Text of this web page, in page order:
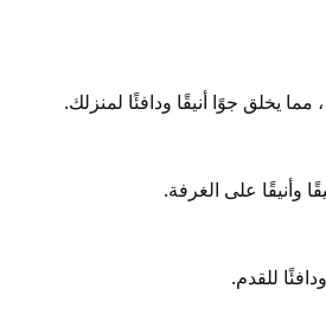
يخلق جوًا أنيقًا ودافئًا لمنزلك.
وأنيقًا على الغرفة.
للقدم.